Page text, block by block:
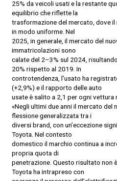
25% da veicoli usati e la restante
equilibrio che riflette la
trasformazione del mercato, dove il
in modo uniforme. Nel
2025, in generale, il mercato del
immatricolazioni sono
calate del 2–3% sul 2024,
20% rispetto al 2019. In
controtendenza, l’usato ha
(+2,9%) e il rapporto delle auto
usate è salito a 2,1 per ogni vettura
«Negli ultimi due anni il mercato del
flessione generalizzata tra i
diversi brand, con un’eccezione
Toyota. Nel contesto
domestico il marchio continua a
propria quota di
penetrazione. Questo risultato non
Toyota ha intrapreso con